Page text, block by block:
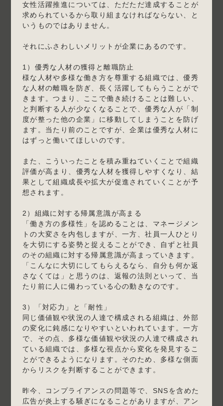
女性活躍推進については、ただただ達成することが
求められているから取り組まなければならない、と
いうものではありません。
それにふさわしいメリットが企業にあるのです。
1）優秀な人材の獲得と離職防止
様な人材や多様な働き方を尊重する組織では、優秀
な人材の離職を防ぎ、長く活躍してもらうことがで
きます。つまり、ここで働き続けることは難しい、
と判断する人が少なくなることで、優秀な人が「制
度が整った他の企業」に移動してしまうことを防げ
ます。当たり前のことですが、企業は優秀な人材に
はずっと働いてほしいのです。
また、こういったことを積み重ねていくことで組織
評価が高まり、優秀な人材を獲得しやすくなり、結
果として組織成長や拡大が促進されていくことが予
想されます。
2）組織に対する帰属意識が高まる
「働き方の多様性」を認めることは、マネージメン
トの大変さを内包しますが、一方、社員一人ひとり
を大切にする姿勢と捉えることができ、自ずと社員
のその組織に対する帰属意識が高まっていきます。
「こんなに大切にしてもらえるなら、自分も何か返
さなくては」と思うのは、返報の法則といって、当
たり前に人に備わっている心の動きなのです。
3）「対応力」と「耐性」
同じ価値観や状況の人達で構成される組織は、外部
の変化に鈍感になりやすいといわれています。一方
で、その点、多様な価値観や状況の人達で構成され
ている組織では、多様な視点から変化を発見するこ
とができるようになります。そのため、多様な側面
からリスクを判断することができます。
昨今、コンプライアンスの問題等で、SNSを含めた
広告が炎上する騒ぎになることがありますが、アン